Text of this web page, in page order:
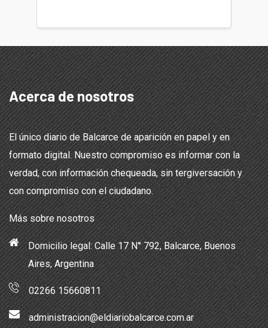
Acerca de nosotros
El único diario de Balcarce de aparición en papel y en
formato digital. Nuestro compromiso es informar con la
verdad, con información chequeada, sin tergiversación y
con compromiso con el ciudadano.
Más sobre nosotros
Domicilio legal: Calle 17 N° 792, Balcarce, Buenos
Aires, Argentina
02266 15660811
administracion@eldiariobalcarce.com.ar